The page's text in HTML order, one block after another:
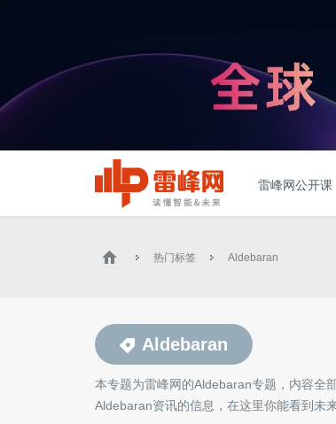
雷峰网公开课
热门标签 Aldebaran
Aldebaran
本专题为雷峰网的Aldebaran专题，内容全
Aldebaran资讯的信息，在这里你能看到未